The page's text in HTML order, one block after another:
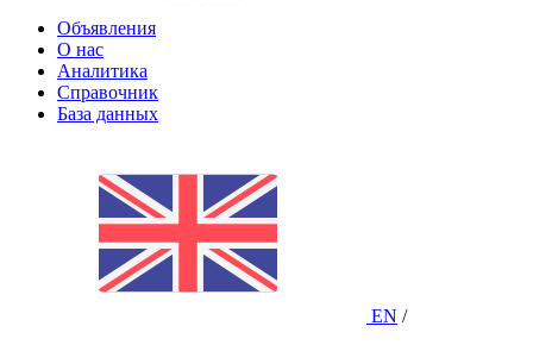
Объявления
О нас
Аналитика
Справочник
База данных
EN /